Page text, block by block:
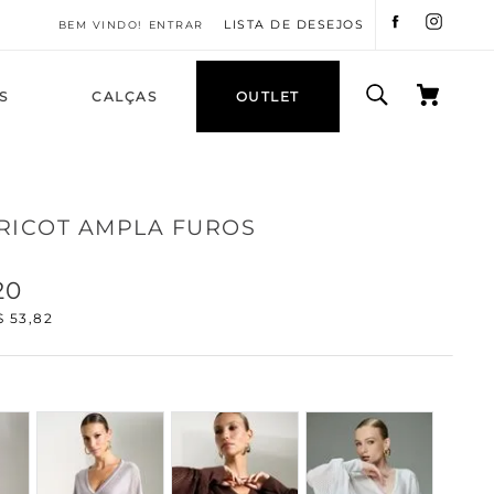
ENTRAR LISTA DE DESEJOS
CALÇAS OUTLET
AMPLA FUROS
53,82